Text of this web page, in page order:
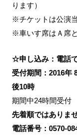
ります）
※チケットは公演
※車いす席はＡ席
☆申し込み：電話
受付期間：2016年
後10時
期間中24時間受付
先着順ではありませ
電話番号：0570-